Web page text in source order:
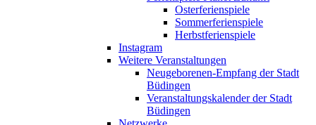
Osterferienspiele
Sommerferienspiele
Herbstferienspiele
Instagram
Weitere Veranstaltungen
Neugeborenen-Empfang der Stadt
Büdingen
Veranstaltungskalender der Stadt
Büdingen